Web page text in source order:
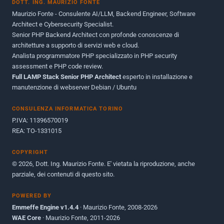
Giugno 2012
Maggio 2011
Dicembre 2010
Ottobre 2010
Maggio 2010
Giugno 2009
DOTT. ING. MAURIZIO FONTE
Maurizio Fonte - Consulente AI/LLM, Backend Engineer, Software
Architect e Cybersecurity Specialist.
Senior PHP Backend Architect con profonde conoscenze di
architetture a supporto di servizi web e cloud.
Analista programmatore PHP specializzato in PHP security
assessment e PHP code review.
Full LAMP Stack Senior PHP Architect esperto in installazione e
manutenzione di webserver Debian / Ubuntu
CONSULENZA INFORMATICA TORINO
P.IVA: 11396570019
REA: TO-1331015
COPYRIGHT
© 2026, Dott. Ing. Maurizio Fonte. E' vietata la riproduzione, anche
parziale, dei contenuti di questo sito.
POWERED BY
Emmeffe Engine v1.4.4 · Maurizio Fonte, 2008-2026
WAE Core · Maurizio Fonte, 2011-2026